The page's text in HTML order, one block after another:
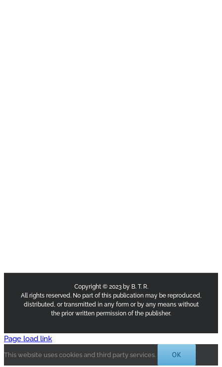
Copyright © 2023 by B. T. R.
All rights reserved. No part of this publication may be reproduced,
distributed, or transmitted in any form or by any means without
the prior written permission of the publisher.
Page load link
This website uses cookies and third party services. OK